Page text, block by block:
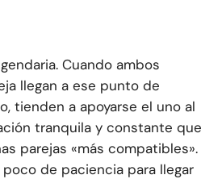
Cuando ambos
llegan a ese punto de
tienden a apoyarse el uno al
tranquila y constante que
parejas «más compatibles».
de paciencia para llegar